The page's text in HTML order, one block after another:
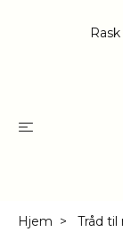
Hjem Tråd